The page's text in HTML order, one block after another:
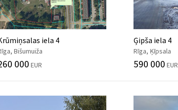
iela 4
Bišumuiža
000 EUR
Ģipša iela 4
Rīga, Ķīpsala
590 000 EUR